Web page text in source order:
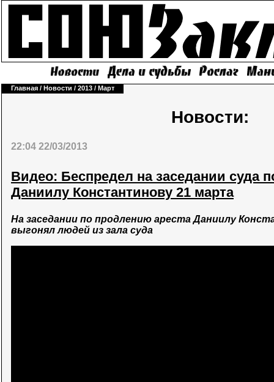
Главная / Новости / 2013 / Март
Новости:
22:04 22/03/2013
Видео: Беспредел на заседании суда
Даниилу Константинову 21 марта
На заседании по продлению ареста Даниилу
выгонял людей из зала суда